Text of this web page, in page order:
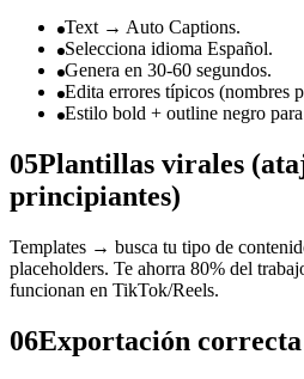
Text → Auto Captions.
Selecciona idioma Español.
Genera en 30-60 segundos.
Edita errores típicos (nombres
Estilo bold + outline negro
05Plantillas virales
principiantes)
Templates → busca tu tipo de
placeholders. Te ahorra 80% del
funcionan en TikTok/Reels.
06Exportación correcta